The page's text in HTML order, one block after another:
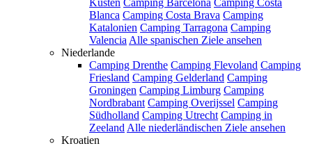
Küsten Camping Barcelona Camping Costa
Blanca Camping Costa Brava Camping
Katalonien Camping Tarragona Camping
Valencia Alle spanischen Ziele ansehen
Niederlande
Camping Drenthe Camping Flevoland Camping
Friesland Camping Gelderland Camping
Groningen Camping Limburg Camping
Nordbrabant Camping Overijssel Camping
Südholland Camping Utrecht Camping in
Zeeland Alle niederländischen Ziele ansehen
Kroatien